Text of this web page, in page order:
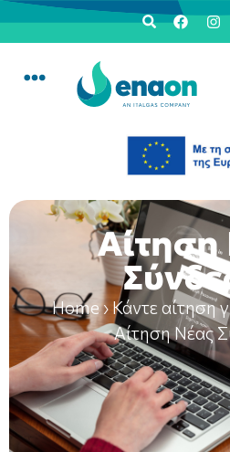
Αίτηση
Home› Κάντε αίτηση
Αίτηση Νέας